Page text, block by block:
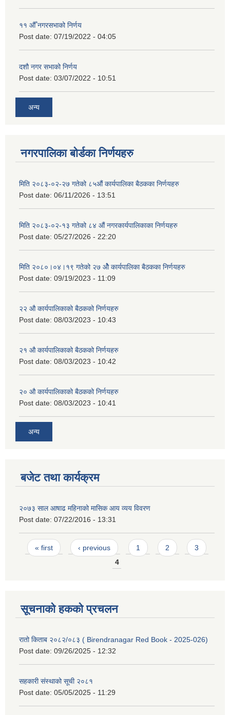
११ ‌औँ नगरसभाको निर्णय
Post date: 07/19/2022 - 04:05
दशौ नगर सभाको निर्णय
Post date: 03/07/2022 - 10:51
अन्य
नगरपालिका बोर्डका निर्णयहरु
मिति २०८३-०२-२७ गतेको ८५औं कार्यपालिका बैठकका निर्णयहरु
Post date: 06/11/2026 - 13:51
मिति २०८३-०२-१३ गतेको ८४ औं नगरकार्यपालिकाका निर्णयहरु
Post date: 05/27/2026 - 22:20
मिति २०८०।०४।१९ गतेको २७ ‌‍‌ओेै कार्यपालिका बैठकका निर्णयहरु
Post date: 09/19/2023 - 11:09
२‍२ औ कार्यपालिकाको बैठकको निर्णयहरु
Post date: 08/03/2023 - 10:43
२‍१ औ कार्यपालिकाको बैठकको निर्णयहरु
Post date: 08/03/2023 - 10:42
२‍० औ कार्यपालिकाको बैठकको निर्णयहरु
Post date: 08/03/2023 - 10:41
अन्य
बजेट तथा कार्यक्रम
२०७३ साल आषाढ महिनाको मासिक आय व्यय विवरण
Post date: 07/22/2016 - 13:31
Pages
« first ‹ previous 1 2
3
4
सूचनाको हकको प्रचलन
रातो किताब २०८२/०८३ ( Birendranagar Red Book - 2025-026)
Post date: 09/26/2025 - 12:32
सहकारी संस्थाको सूची २०८१
Post date: 05/05/2025 - 11:29